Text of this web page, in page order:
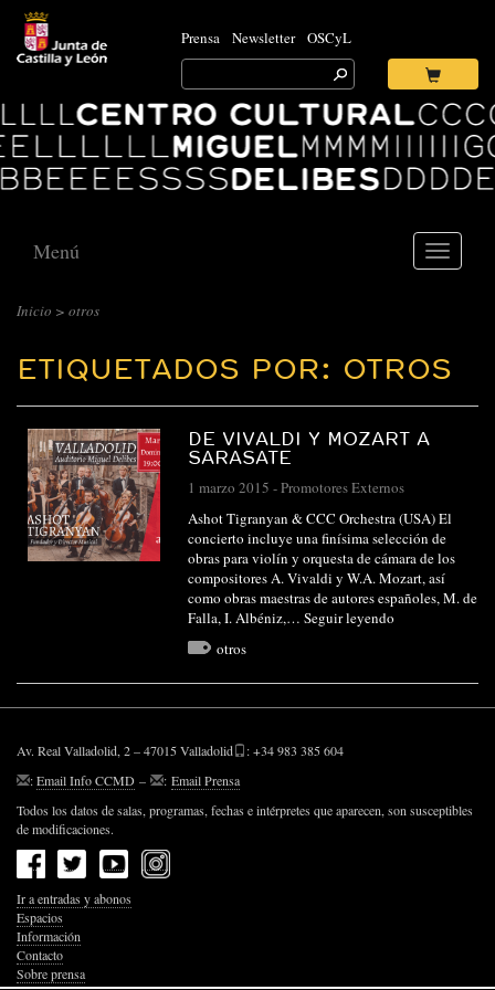
Prensa Newsletter OSCyL
Search
for:
Ok
Centro
Cultural
Miguel
Delibes
Toggle
Menú
Inicio > otros
ETIQUETADOS POR: OTROS
DE VIVALDI Y MOZART A
SARASATE
1 marzo 2015 -Promotores Externos
Ashot Tigranyan & CCC Orchestra (USA) El
concierto incluye una finísima selección de
obras para violín y orquesta de cámara de los
compositores A. Vivaldi y W.A. Mozart, así
como obras maestras de autores españoles, M. de
Falla, I. Albéniz,… Seguir leyendo
otros
Av. Real Valladolid, 2 – 47015 Valladolid
: +34 983 385 604
:Email Info CCMD – : Email Prensa
Todos los datos de salas, programas, fechas e intérpretes que aparecen, son susceptibles
de modificaciones.
Ir a entradas y abonos
Espacios
Información
Contacto
Sobre prensa